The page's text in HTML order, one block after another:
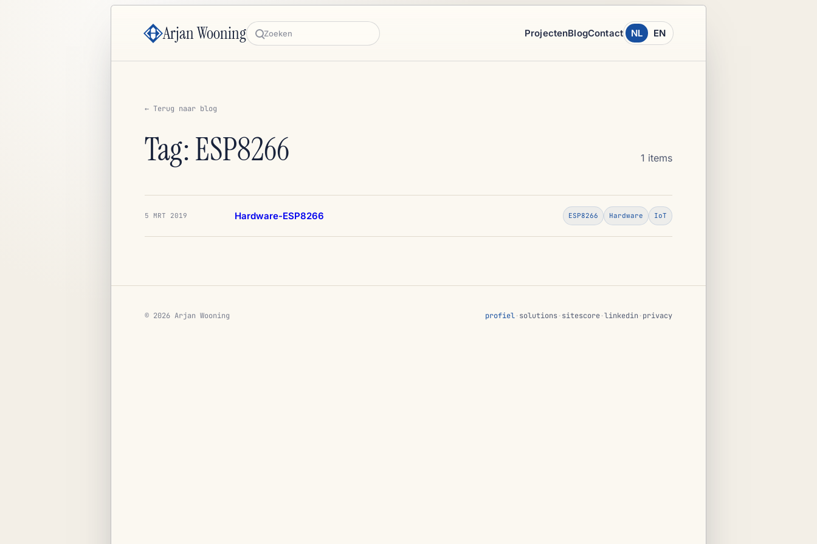
Arjan Wooning Zoeken
ProjectenBlogContact NL EN
← Terug naar blog
Tag: ESP8266 1 items
5 MRT 2019 Hardware-ESP8266 ESP8266 Hardware IoT
© 2026 Arjan Wooning profiel·solutions·sitescore·linkedin ·privacy